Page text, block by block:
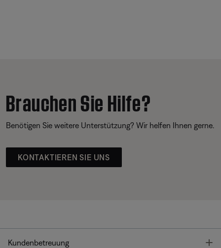
Brauchen Sie Hilfe?
Benötigen Sie weitere Unterstützung? Wir helfen Ihnen gerne.
KONTAKTIEREN SIE UNS
Kundenbetreuung